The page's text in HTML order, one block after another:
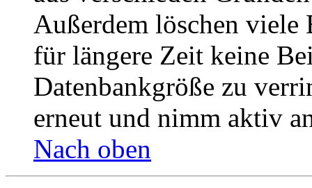
Außerdem löschen viele
für längere Zeit keine
Datenbankgröße zu
erneut und nimm aktiv
Nach oben